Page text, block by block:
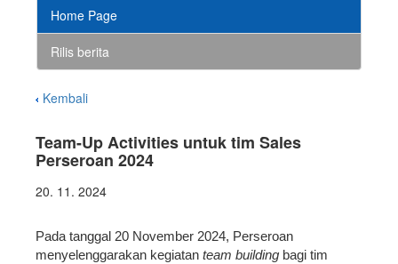
Home Page
Rilis berita
Kembali
Team-Up Activities untuk tim Sales
Perseroan 2024
20. 11. 2024
Pada tanggal 20 November 2024, Perseroan
menyelenggarakan kegiatan team building bagi tim